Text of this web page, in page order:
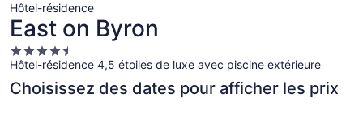
Hôtel-résidence
East on Byron
Hébergement
4.5 étoiles
Hôtel-résidence 4,5 étoiles de luxe avec piscine extérieure
Choisissez des dates pour afficher les prix